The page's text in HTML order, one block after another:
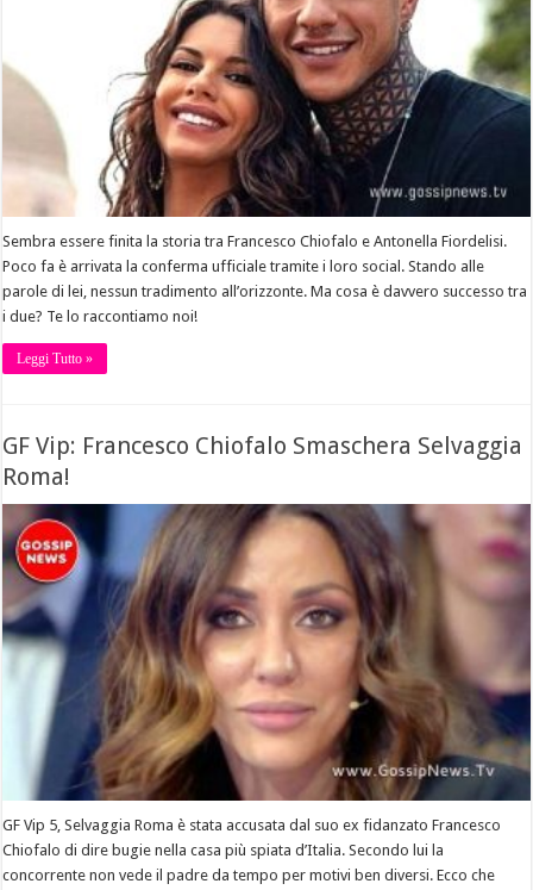
Sembra essere finita la storia tra Francesco Chiofalo e Antonella Fiordelisi.
Poco fa è arrivata la conferma ufficiale tramite i loro social. Stando alle
parole di lei, nessun tradimento all’orizzonte. Ma cosa è davvero successo tra
i due? Te lo raccontiamo noi!
Leggi Tutto »
GF Vip: Francesco Chiofalo Smaschera Selvaggia
Roma!
GF Vip 5, Selvaggia Roma è stata accusata dal suo ex fidanzato Francesco
Chiofalo di dire bugie nella casa più spiata d’Italia. Secondo lui la
concorrente non vede il padre da tempo per motivi ben diversi. Ecco che